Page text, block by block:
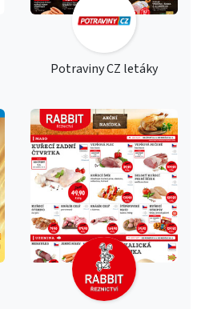
Potraviny CZ letáky